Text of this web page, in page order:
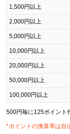
1,500円以上
2,000円以上
5,000円以上
10,000円以上
20,000円以上
50,000円以上
100,000円以上
500円毎に125ポイント
*ポイントの換算率は自